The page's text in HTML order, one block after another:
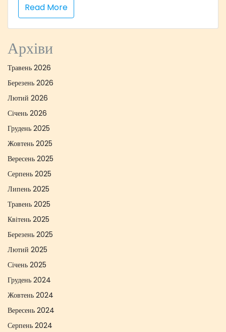
Read More
Архіви
Травень 2026
Березень 2026
Лютий 2026
Січень 2026
Грудень 2025
Жовтень 2025
Вересень 2025
Серпень 2025
Липень 2025
Травень 2025
Квітень 2025
Березень 2025
Лютий 2025
Січень 2025
Грудень 2024
Жовтень 2024
Вересень 2024
Серпень 2024